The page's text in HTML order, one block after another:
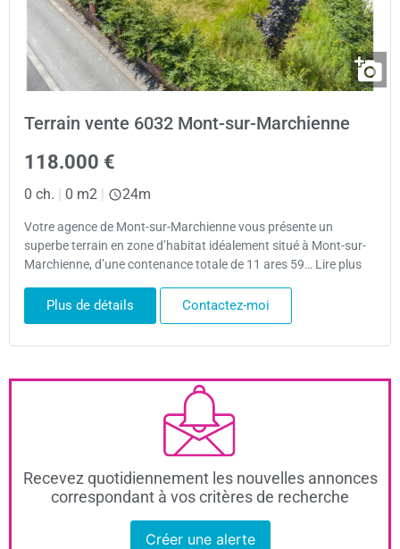
Terrain vente 6032 Mont-sur-Marchienne
118.000 €
0 ch. | 0 m2 | 24m
Votre agence de Mont-sur-Marchienne vous présente un
superbe terrain en zone d’habitat idéalement situé à Mont-sur-
Marchienne, d’une contenance totale de 11 ares 59… Lire plus
Plus de détails Contactez-moi
Recevez quotidiennement les nouvelles annonces
correspondant à vos critères de recherche
Créer une alerte